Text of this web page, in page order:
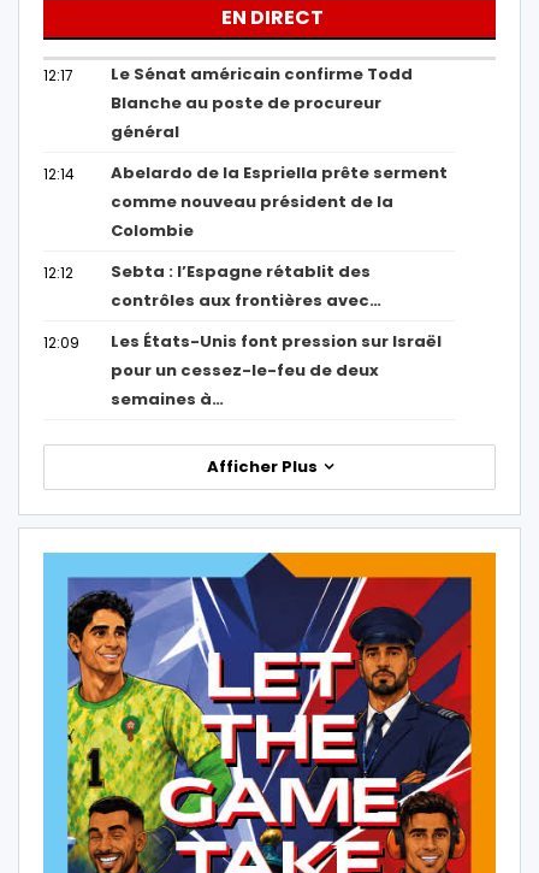
EN DIRECT
12:17
Le Sénat américain confirme Todd
Blanche au poste de procureur
général
12:14
Abelardo de la Espriella prête serment
comme nouveau président de la
Colombie
12:12
Sebta : l’Espagne rétablit des
contrôles aux frontières avec…
12:09
Les États-Unis font pression sur Israël
pour un cessez-le-feu de deux
semaines à…
Afficher Plus